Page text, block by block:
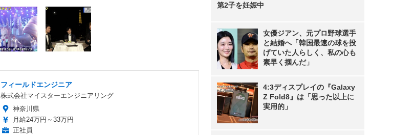
フィールドエンジニア
株式会社マイスターエンジニアリング
神奈川県
月給24万円～33万円
正社員
第2子を妊娠中
女優ジアン、元プロ野球選手
と結婚へ「韓国最速の球を投
げていた人らしく、私の心も
素早く掴んだ」
4:3ディスプレイの『Galaxy
Z Fold8』は「思った以上に
実用的」